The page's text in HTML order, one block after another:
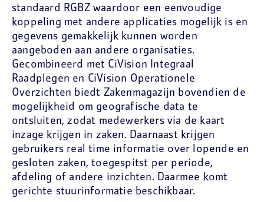
standaard RGBZ waardoor een eenvoudige
koppeling met andere applicaties mogelijk is en
gegevens gemakkelijk kunnen worden
aangeboden aan andere organisaties.
Gecombineerd met CiVision Integraal
Raadplegen en CiVision Operationele
Overzichten biedt Zakenmagazijn bovendien de
mogelijkheid om geografische data te
ontsluiten, zodat medewerkers via de kaart
inzage krijgen in zaken. Daarnaast krijgen
gebruikers real time informatie over lopende en
gesloten zaken, toegespitst per periode,
afdeling of andere inzichten. Daarmee komt
gerichte stuurinformatie beschikbaar.